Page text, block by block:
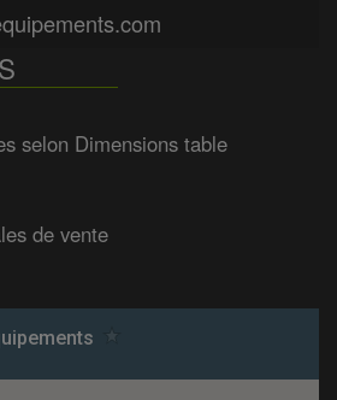
selon Dimensions table
de vente